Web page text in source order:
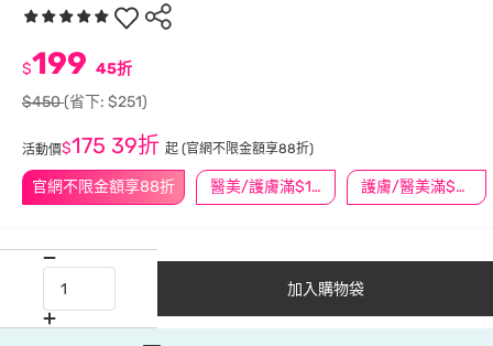
官網不限金額享88折 醫美/護膚滿$1200送$200 護膚/醫美滿$600送好禮
$199 45折
$450(省下: $251)
活動價$175 39折 起 (官網不限金額享88折)
加入購物袋